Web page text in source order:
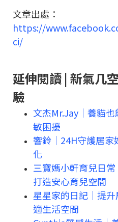
文章出處：
https://
ci/
延伸閱讀 | 新氣几
驗
文杰Mr.Jay｜養貓
敏困擾
響鈴｜24H守護居
化
三寶媽小軒育兒日
打造安心育兒空間
星星家的日記｜提
適生活空間